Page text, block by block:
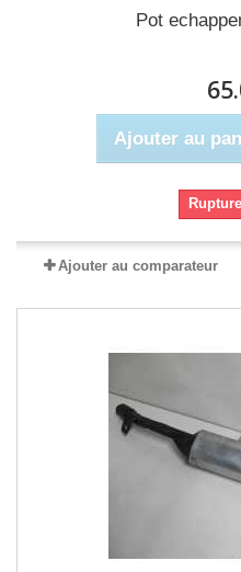
Pot
Ajouter au
Ajouter au comparateur